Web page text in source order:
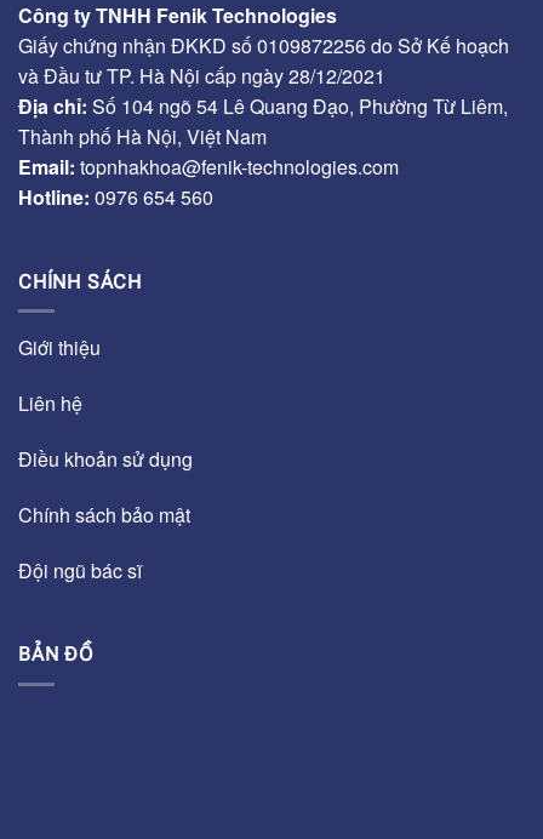
Công ty TNHH Fenik Technologies
Giấy chứng nhận ĐKKD số 0109872256 do Sở Kế hoạch
và Đầu tư TP. Hà Nội cấp ngày 28/12/2021
Địa chỉ: Số 104 ngõ 54 Lê Quang Đạo, Phường Từ Liêm,
Thành phố Hà Nội, Việt Nam
Email: topnhakhoa@fenik-technologies.com
Hotline: 0976 654 560
CHÍNH SÁCH
Giới thiệu
Liên hệ
Điều khoản sử dụng
Chính sách bảo mật
Đội ngũ bác sĩ
BẢN ĐỒ